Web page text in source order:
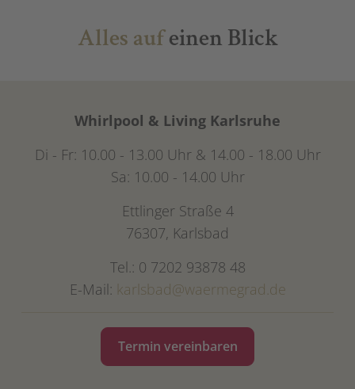
Alles aufeinen Blick
Whirlpool & Living Karlsruhe
Di - Fr: 10.00 - 13.00 Uhr & 14.00 - 18.00 Uhr
Sa: 10.00 - 14.00 Uhr
Ettlinger Straße 4
76307, Karlsbad
Tel.: 0 7202 93878 48
E-Mail: karlsbad@waermegrad.de
Termin vereinbaren